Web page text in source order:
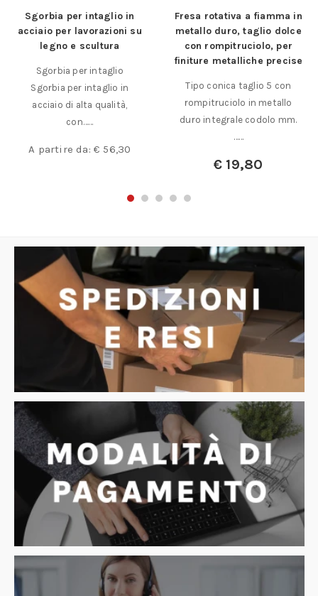
Sgorbia per intaglio in
acciaio per lavorazioni su
legno e scultura
Sgorbia per intaglio
Sgorbia per intaglio in
acciaio di alta qualità,
con……
A partire da: € 56,30
Fresa rotativa a fiamma in
metallo duro, taglio dolce
con rompitruciolo, per
finiture metalliche precise
Tipo conica taglio 5 con
rompitruciolo in metallo
duro integrale codolo mm.
……
€ 19,80